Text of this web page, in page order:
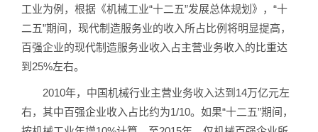
工业为例，根据《机械工业“十二五”发展总体规划》，“十
二五”期间，现代制造服务业的收入所占比例将明显提高，
百强企业的现代制造服务业收入占主营业务收入的比重达
到25%左右。
2010年，中国机械行业主营业务收入达到14万亿元左
右，其中百强企业收入占比约为1/10。如果“十二五”期间，